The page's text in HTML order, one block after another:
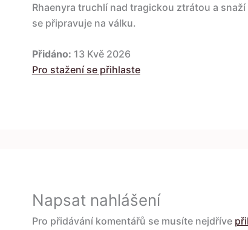
Rhaenyra truchlí nad tragickou ztrátou a
se připravuje na válku.
Přidáno: 13 Kvě 2026
Pro stažení se přihlaste
Napsat nahlášení
Pro přidávání komentářů se musíte nejdříve